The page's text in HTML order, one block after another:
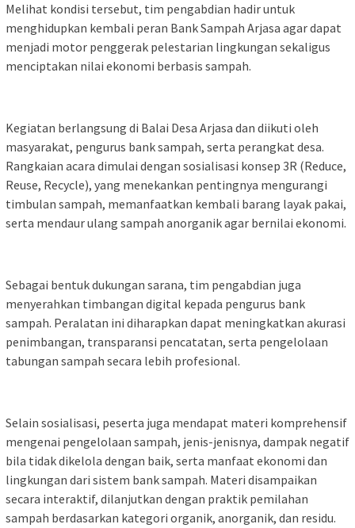
Melihat kondisi tersebut, tim pengabdian hadir untuk
menghidupkan kembali peran Bank Sampah Arjasa agar dapat
menjadi motor penggerak pelestarian lingkungan sekaligus
menciptakan nilai ekonomi berbasis sampah.
Kegiatan berlangsung di Balai Desa Arjasa dan diikuti oleh
masyarakat, pengurus bank sampah, serta perangkat desa.
Rangkaian acara dimulai dengan sosialisasi konsep 3R (Reduce,
Reuse, Recycle), yang menekankan pentingnya mengurangi
timbulan sampah, memanfaatkan kembali barang layak pakai,
serta mendaur ulang sampah anorganik agar bernilai ekonomi.
Sebagai bentuk dukungan sarana, tim pengabdian juga
menyerahkan timbangan digital kepada pengurus bank
sampah. Peralatan ini diharapkan dapat meningkatkan akurasi
penimbangan, transparansi pencatatan, serta pengelolaan
tabungan sampah secara lebih profesional.
Selain sosialisasi, peserta juga mendapat materi komprehensif
mengenai pengelolaan sampah, jenis-jenisnya, dampak negatif
bila tidak dikelola dengan baik, serta manfaat ekonomi dan
lingkungan dari sistem bank sampah. Materi disampaikan
secara interaktif, dilanjutkan dengan praktik pemilahan
sampah berdasarkan kategori organik, anorganik, dan residu.